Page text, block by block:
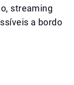
streaming
a bordo